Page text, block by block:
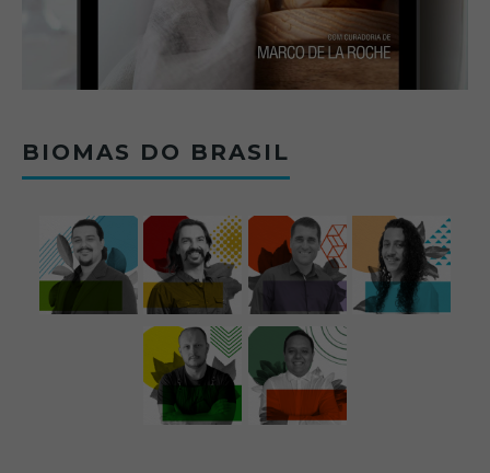
BIOMAS DO BRASIL